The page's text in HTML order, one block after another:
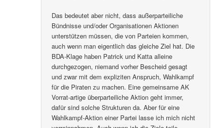
Das bedeutet aber nicht, dass außerparteiliche
Bündnisse und/oder Organisationen Aktionen
unterstützen müssen, die von Parteien kommen,
auch wenn man eigentlich das gleiche Ziel hat. Die
BDA-Klage haben Patrick und Katta alleine
durchgezogen, niemand vorher Bescheid gesagt
und zwar mit dem expliziten Anspruch, Wahlkampf
für die Piraten zu machen. Eine gemeinsame AK
Vorrat-artige überparteiliche Aktion geht immer,
dafür sind solche Strukturen da. Aber für eine
Wahlkampf-Aktion einer Partei lasse ich mich nicht